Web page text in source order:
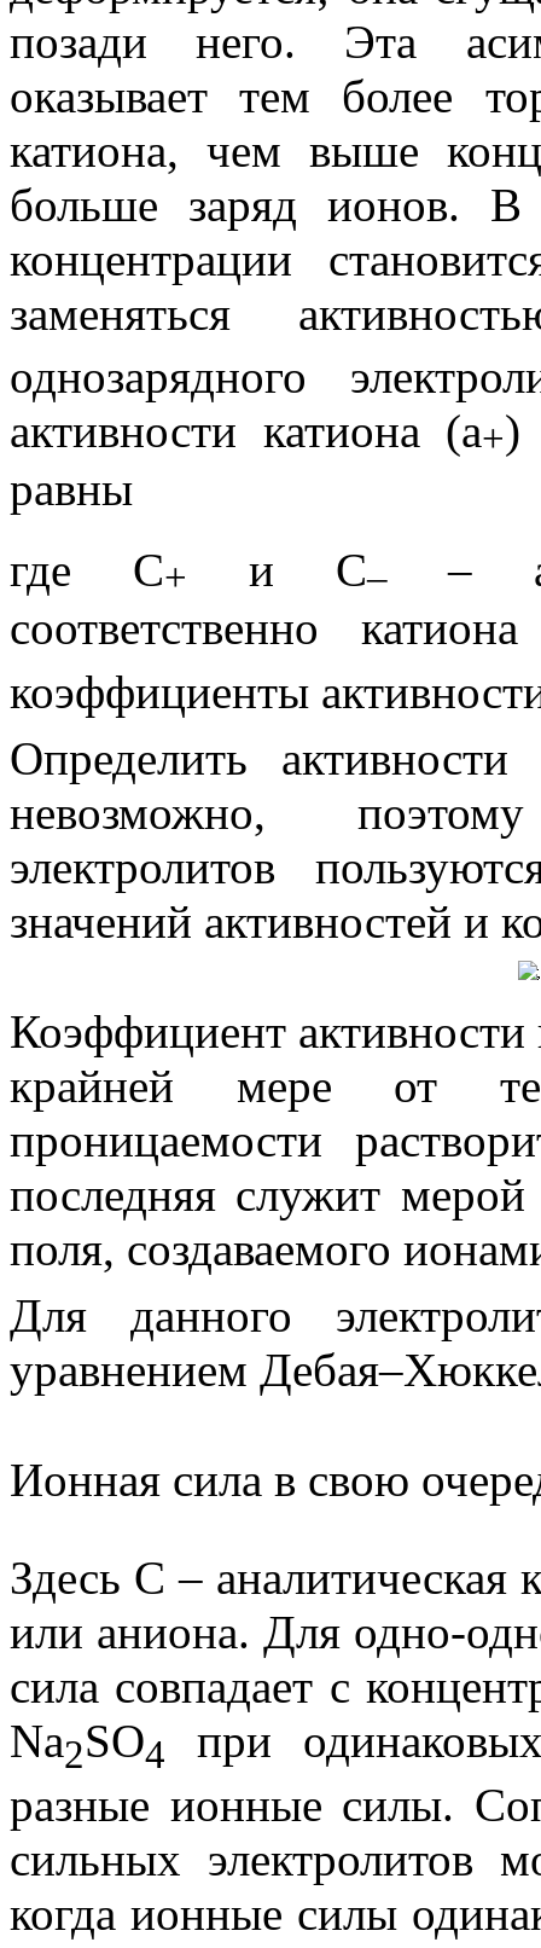
позади него. Эта
оказывает тем более
катиона, чем выше
больше заряд ионов. В
концентрации
заменяться
однозарядного
активности катиона (a+)
равны
где C+ и C––
соответственно
коэффициенты
Определить
невозможно,
электролитов
значений активностей и
Коэффициент
крайней мере от
проницаемости
последняя служит мерой
поля, создаваемого
Для данного
уравнением
Ионная сила в свою
Здесь C – аналитическая
или аниона. Для одно-
сила совпадает с
Na2SO4
при
разные ионные силы.
сильных электролитов
когда ионные силы